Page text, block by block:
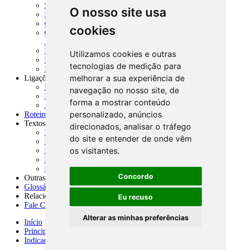
O nosso site usa
cookies
Utilizamos cookies e outras
tecnologias de medição para
melhorar a sua experiência de
navegação no nosso site, de
forma a mostrar conteúdo
personalizado, anúncios
direcionados, analisar o tráfego
do site e entender de onde vêm
os visitantes.
Concordo
Eu recuso
Alterar as minhas preferências
SISORF - Manual de Organização do SFN
MASUP - Manual de Supervisão Bancária
CADOC - Catálogo de Documentos
CNAE-CONCLA - Classificação Nacional de
Atividades Econômicas
PMF - Cartilhas do BCB
Manuais Auxiliares do BCB e Cosif-e
Resenhas Diárias Governamentais
Ligações Externas
Links Úteis
Presidência da República
Agências Nacionais Reguladoras
Roteiros para Estudos
Textos
Índice de Textos
Editorial
Monografias
Na Imprensa
Fórum de Discussão
Outras ferramentas
Glossário
Relacionamento
Fale Conosco
Início
Principais notícias
Indicadores